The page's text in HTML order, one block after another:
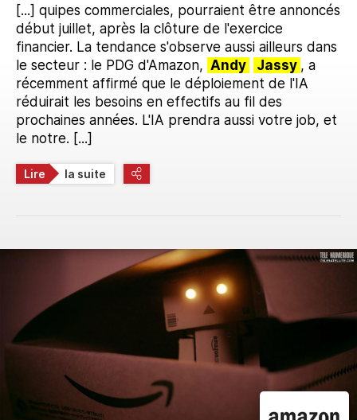
[...] quipes commerciales, pourraient être annoncés
début juillet, après la clôture de l'exercice
financier. La tendance s'observe aussi ailleurs dans
le secteur : le PDG d'Amazon, Andy Jassy , a
récemment affirmé que le déploiement de l'IA
réduirait les besoins en effectifs au fil des
prochaines années. L'IA prendra aussi votre job, et
le notre. [...]
Lire la suite